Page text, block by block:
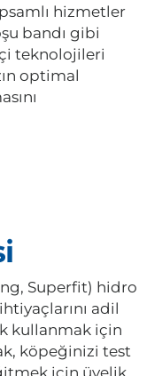
hizmetler
bandı gibi
teknolojileri
optimal
Superfit) hidro
adil
kullanmak için
köpeğinizi test
için üyelik